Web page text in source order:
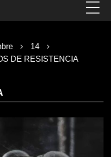
14
DE RESISTENCIA